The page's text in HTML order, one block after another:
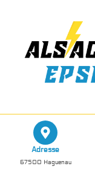
Adresse
67500 Haguenau